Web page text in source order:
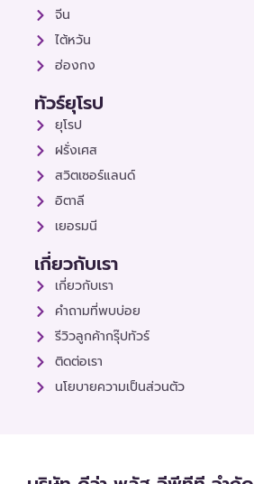
จีน
ไต้หวัน
ฮ่องกง
ทัวร์ยุโรป
ยุโรป
ฝรั่งเศส
สวิตเซอร์แลนด์
อิตาลี
เยอรมนี
เกี่ยวกับเรา
เกี่ยวกับเรา
คำถามที่พบบ่อย
รีวิวลูกค้ากรุ๊ปทัวร์
ติดต่อเรา
นโยบายความเป็นส่วนตัว